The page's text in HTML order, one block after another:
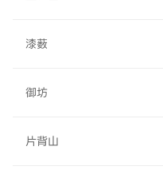
漆薮
御坊
片背山